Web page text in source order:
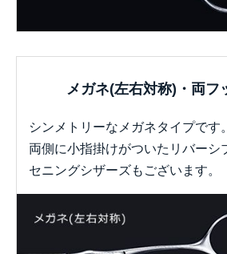
メガネ(左右対称)・ 両フ
シンメトリーなメガネタイプです。
両側に小指掛けがついたリバーシ
セニングシザーズもございます。